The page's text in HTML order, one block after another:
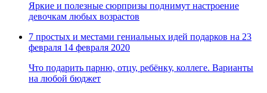
Яркие и полезные сюрпризы поднимут настроение
девочкам любых возрастов
7 простых и местами гениальных идей подарков на 23
февраля 14 февраля 2020
Что подарить парню, отцу, ребёнку, коллеге. Варианты
на любой бюджет